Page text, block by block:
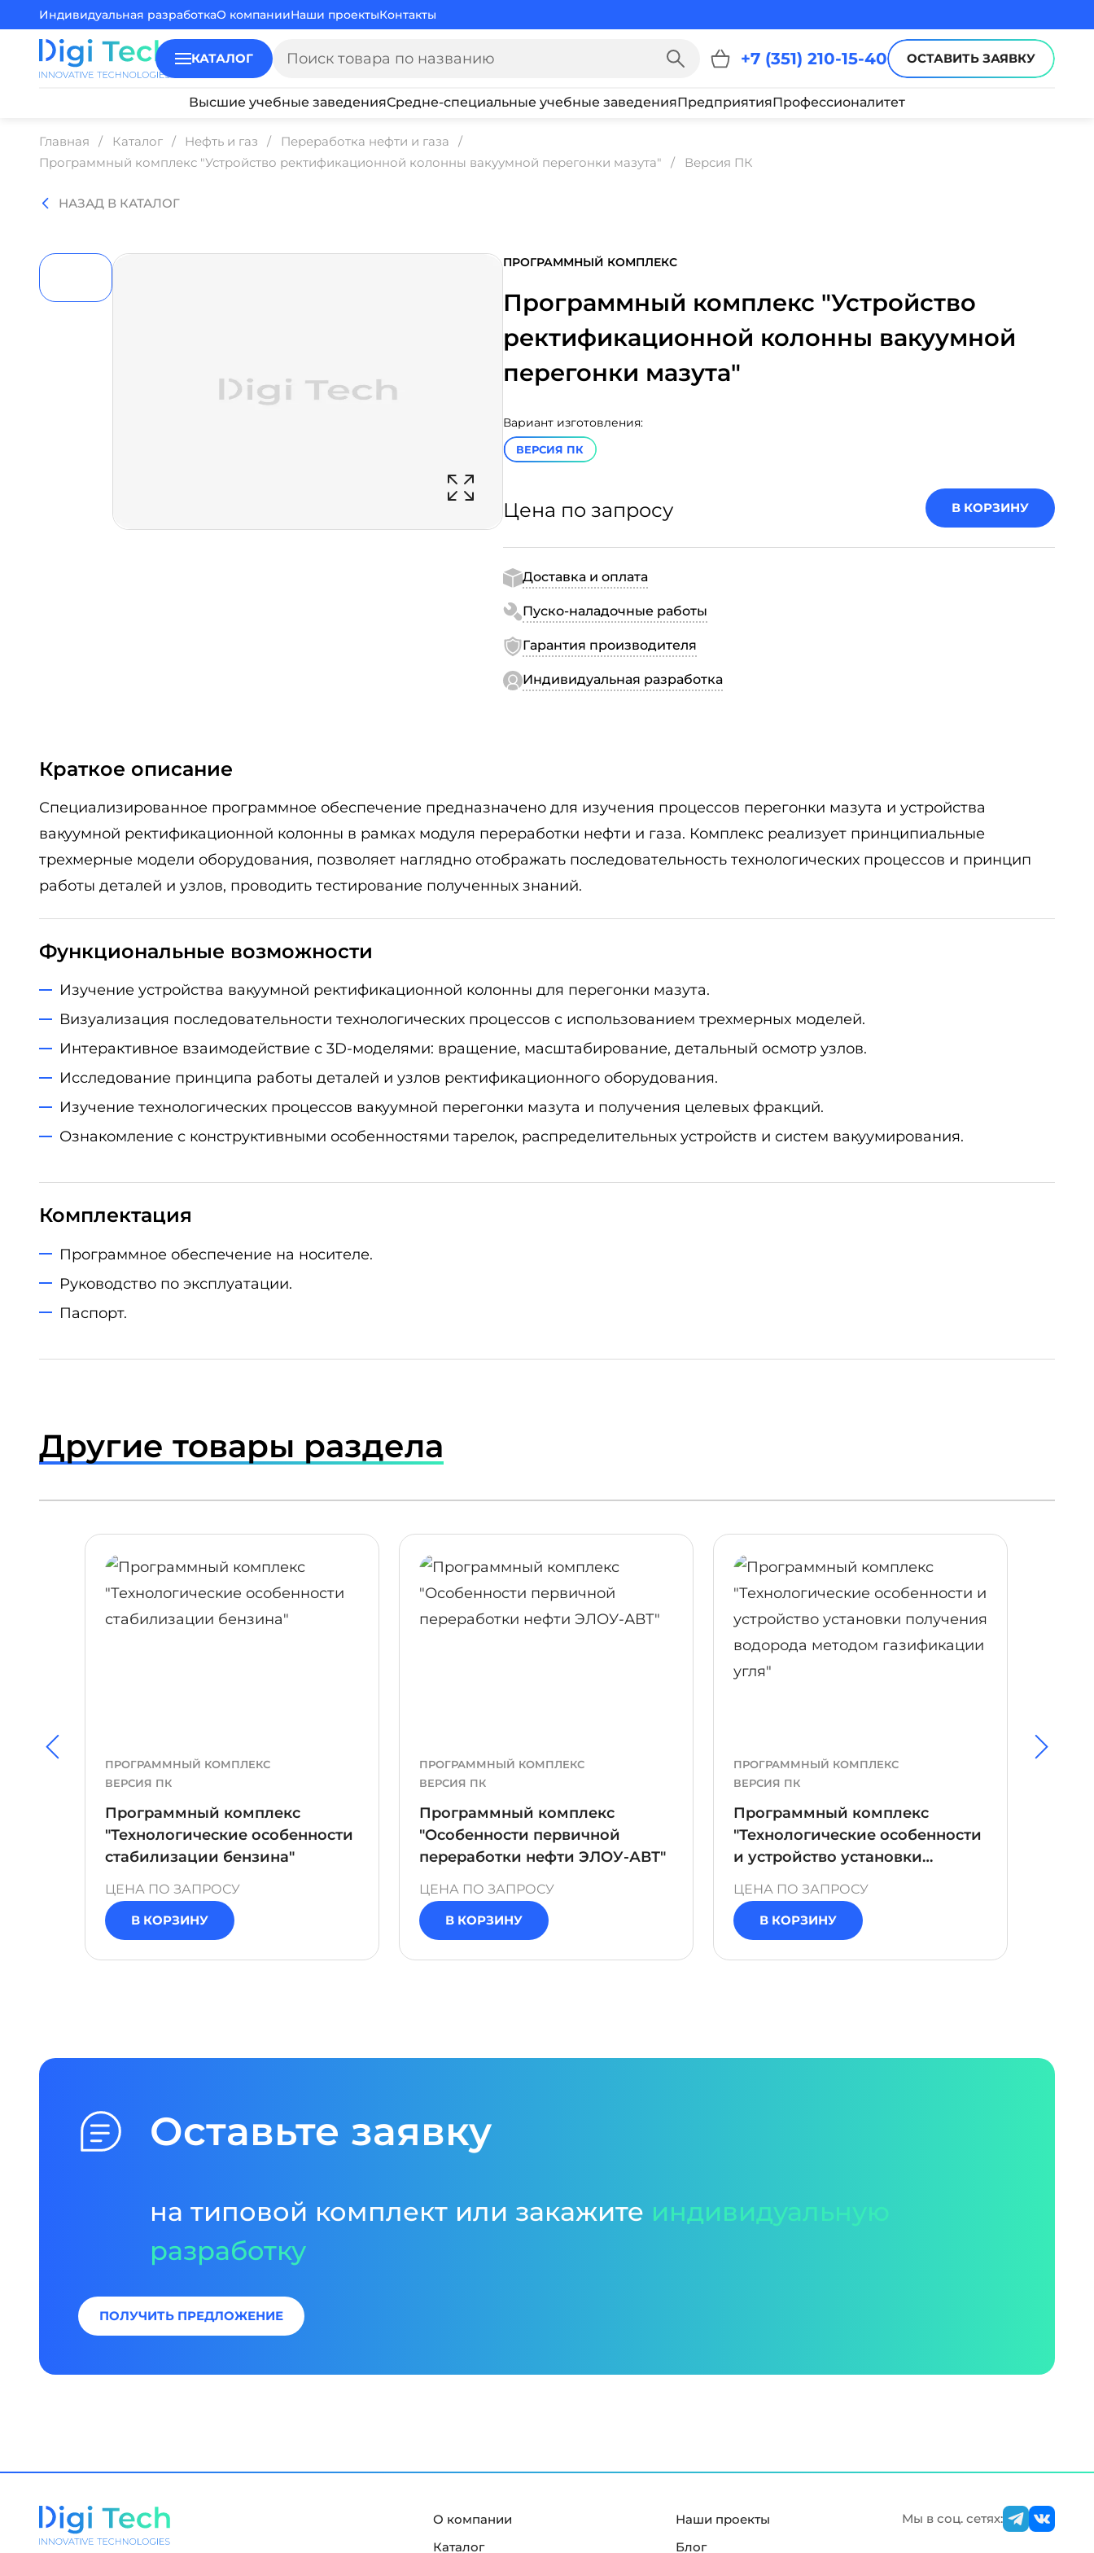
Индивидуальная разработкаО компанииНаши проектыКонтакты
КАТАЛОГ +7 (351) 210-15-40 ОСТАВИТЬ ЗАЯВКУ
Высшие учебные заведенияСредне-специальные учебные заведенияПредприятияПрофессионалитет
Главная Каталог Нефть и газ
Переработка нефти и газа
Программный комплекс "Устройство ректификационной колонны вакуумной перегонки мазута"
Версия ПК
НАЗАД В КАТАЛОГ
ПРОГРАММНЫЙ КОМПЛЕКС
Программный комплекс "Устройство
ректификационной колонны вакуумной
перегонки мазута"
Вариант изготовления:
ВЕРСИЯ ПК
Цена по запросу В КОРЗИНУ
Доставка и оплата
Пуско-наладочные работы
Гарантия производителя
Индивидуальная разработка
Краткое описание
Специализированное программное обеспечение предназначено для изучения процессов перегонки мазута и устройства
вакуумной ректификационной колонны в рамках модуля переработки нефти и газа. Комплекс реализует принципиальные
трехмерные модели оборудования, позволяет наглядно отображать последовательность технологических процессов и принцип
работы деталей и узлов, проводить тестирование полученных знаний.
Функциональные возможности
Изучение устройства вакуумной ректификационной колонны для перегонки мазута.
Визуализация последовательности технологических процессов с использованием трехмерных моделей.
Интерактивное взаимодействие с 3D-моделями: вращение, масштабирование, детальный осмотр узлов.
Исследование принципа работы деталей и узлов ректификационного оборудования.
Изучение технологических процессов вакуумной перегонки мазута и получения целевых фракций.
Ознакомление с конструктивными особенностями тарелок, распределительных устройств и систем вакуумирования.
Комплектация
Программное обеспечение на носителе.
Руководство по эксплуатации.
Паспорт.
Другие товары раздела
ПРОГРАММНЫЙ КОМПЛЕКС
ВЕРСИЯ ПК
Программный комплекс
"Технологические особенности
стабилизации бензина"
ЦЕНА ПО ЗАПРОСУ
В КОРЗИНУ
ПОДРОБНЕЕ
ПРОГРАММНЫЙ КОМПЛЕКС
ВЕРСИЯ ПК
Программный комплекс
"Особенности первичной
переработки нефти ЭЛОУ-АВТ"
ЦЕНА ПО ЗАПРОСУ
В КОРЗИНУ
ПОДРОБНЕЕ
ПРОГРАММНЫЙ КОМПЛЕКС
ВЕРСИЯ ПК
Программный комплекс
"Технологические особенности
и устройство установки
газификации угля"
ЦЕНА ПО ЗАПРОСУ
В КОРЗИНУ
ПОДРОБНЕЕ
Оставьте заявку
на типовой комплект или закажите индивидуальную
разработку
ПОЛУЧИТЬ ПРЕДЛОЖЕНИЕ
О компании
Наши проекты
Каталог
Блог
Мы в соц. сетях: